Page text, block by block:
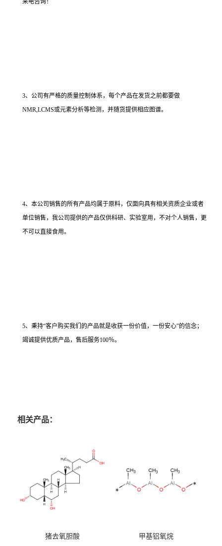
来电咨询！
3、公司有严格的质量控制体系，每个产品在发货之前都要做
NMR,LCMS或元素分析等检测，并随货提供相应图谱。
4、本公司销售的所有产品均属于原料，仅面向具有相关资质企业或者
单位销售，我公司提供的产品仅供科研、实验室用，不对个人销售，更
不可以直接食用。
5、秉持“客户购买我们的产品就是收获一份价值，一份安心”的信念；
竭诚提供优质产品，售后服务100％。
相关产品：
猪去氧胆酸 甲基铝氧烷